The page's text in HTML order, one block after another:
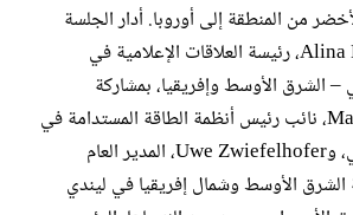
من المنطقة إلى أوروبا. أدار الجلسة
Alina Mezentseva، رئيسة العلاقات الإعلامية في
الشرق الأوسط وإفريقيا، بمشاركة
Manuel Kuehn، نائب رئيس أنظمة الطاقة المستدامة في
سيمنس إنرجي، وUwe Zwiefelhofer، المدير العام
الأوسط وشمال إفريقيا في ليندي